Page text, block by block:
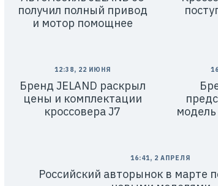
получил полный привод
и мотор помощнее
12:38, 22 ИЮНЯ
Бренд JELAND раскрыл
цены и комплектации
кроссовера J7
16:41, 2 АПРЕЛЯ
Российский авторынок в марте